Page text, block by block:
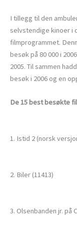
I tillegg til den
selvstendige kinoer i
filmprogrammet.
besøk på 80 000 i
2005. Til sammen
besøk i 2006 og en
De 15 best besøkte
1. Istid 2 (norsk
2. Biler (11413)
3. Olsenbanden jr. på